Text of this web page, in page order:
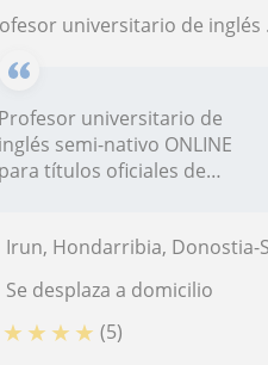
universitario de inglés ONLINE para Cambridge,, TOEFL, Bachillerato, Business English y Universidad
Profesor universitario de
inglés semi-nativo ONLINE
para títulos oficiales de
Irun, Hondarribia, Donostia-San Sebastián, Errenteria, Oiartzun, Lezo,...
Se desplaza a domicilio
★ ★ ★ ★ (5)